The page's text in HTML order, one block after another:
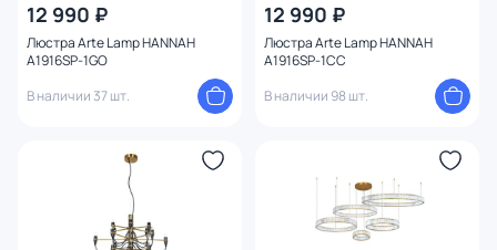
12 990 ₽
Люстра Arte Lamp HANNAH
A1916SP-1GO
В наличии 37 шт.
12 990 ₽
Люстра Arte Lamp HANNAH
A1916SP-1CC
В наличии 98 шт.